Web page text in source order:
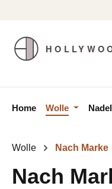
Zur Hauptnavigation
Home Wolle
Wolle Nach Marke
Nach